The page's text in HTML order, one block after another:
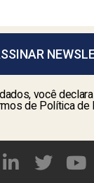
você
de Política de